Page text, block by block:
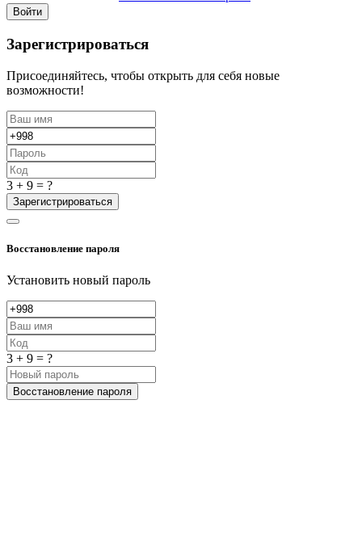
Войти
Зарегистрироваться
Присоединяйтесь, чтобы открыть для себя новые
возможности!
3 + 9 = ?
Зарегистрироваться
Восстановление пароля
Установить новый пароль
3 + 9 = ?
Восстановление пароля